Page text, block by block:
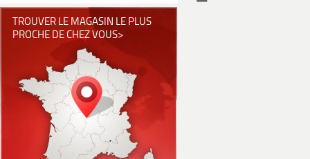
TROUVER LE MAGASIN LE PLUS
PROCHE DE CHEZ VOUS>